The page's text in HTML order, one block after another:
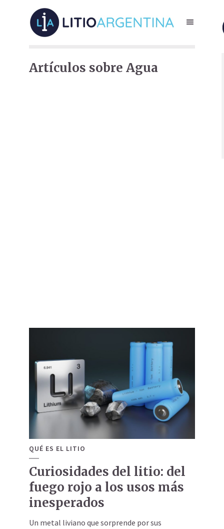
Artículos sobre Agua
QUÉ ES EL LITIO
Curiosidades del litio: del
fuego rojo a los usos más
inesperados
Un metal liviano que sorprende por sus